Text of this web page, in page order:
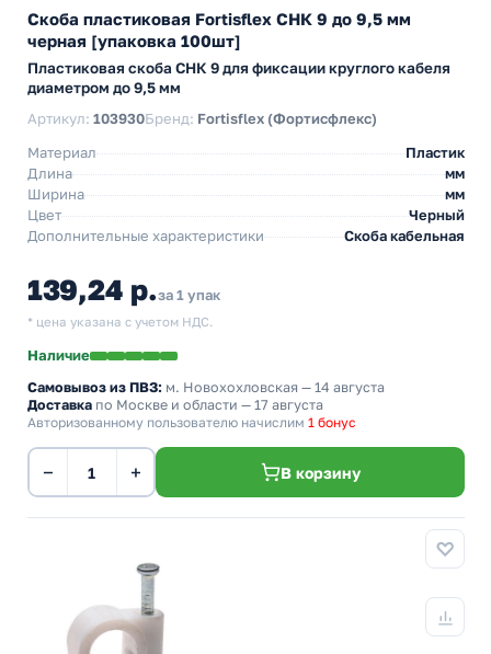
Скоба пластиковая Fortisflex СНК 9 до 9,5 мм
черная [упаковка 100шт]
Пластиковая скоба СНК 9 для фиксации круглого кабеля
диаметром до 9,5 мм
Артикул: 103930Бренд: Fortisflex (Фортисфлекс)
Материал
Пластик
Длина
мм
Ширина
мм
Цвет
Черный
Дополнительные характеристики
Скоба кабельная
139,24 р.за 1 упак
* цена указана с учетом НДС.
Наличие
Самовывоз из ПВЗ: м. Новохохловская — 14 августа
Доставка по Москве и области — 17 августа
Авторизованному пользователю начислим 1 бонус
− + В корзину